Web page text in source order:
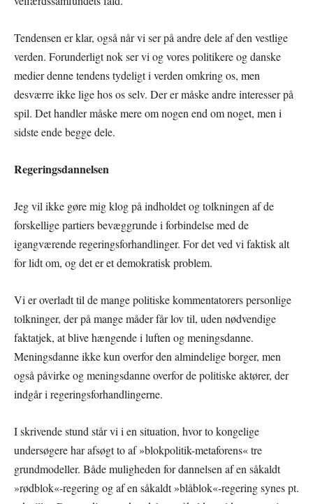
Tendensen er klar, også når vi ser på andre dele af den vestlige
verden. Forunderligt nok ser vi og vores politikere og danske
medier denne tendens tydeligt i verden omkring os, men
desværre ikke lige hos os selv. Der er måske andre interesser på
spil. Det handler måske mere om nogen end om noget, men i
sidste ende begge dele.
Regeringsdannelsen
Jeg vil ikke gøre mig klog på indholdet og tolkningen af de
forskellige partiers bevæggrunde i forbindelse med de
igangværende regeringsforhandlinger. For det ved vi faktisk alt
for lidt om, og det er et demokratisk problem.
Vi er overladt til de mange politiske kommentatorers personlige
tolkninger, der på mange måder får lov til, uden nødvendige
faktatjek, at blive hængende i luften og meningsdanne.
Meningsdanne ikke kun overfor den almindelige borger, men
også påvirke og meningsdanne overfor de politiske aktører, der
indgår i regeringsforhandlingerne.
I skrivende stund står vi i en situation, hvor to kongelige
undersøgere har afsøgt to af »blokpolitik-metaforens« tre
grundmodeller. Både muligheden for dannelsen af en såkaldt
»rødblok«-regering og af en såkaldt »blåblok«-regering synes pt.